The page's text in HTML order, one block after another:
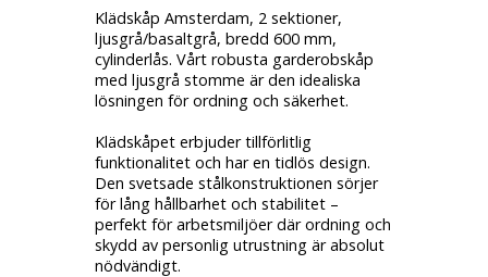
Klädskåp Amsterdam, 2 sektioner,
ljusgrå/basaltgrå, bredd 600 mm,
cylinderlås. Vårt robusta garderobskåp
med ljusgrå stomme är den idealiska
lösningen för ordning och säkerhet.
Klädskåpet erbjuder tillförlitlig
funktionalitet och har en tidlös design.
Den svetsade stålkonstruktionen sörjer
för lång hållbarhet och stabilitet –
perfekt för arbetsmiljöer där ordning och
skydd av personlig utrustning är absolut
nödvändigt.